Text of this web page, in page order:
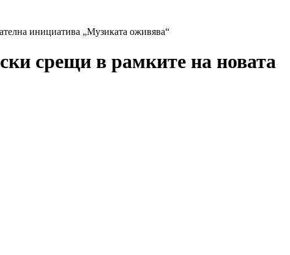
инициатива „Музиката оживява“
срещи в рамките на новата